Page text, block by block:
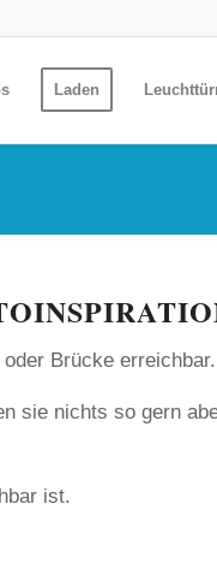
Laden
Brücke erreichbar.
sie nichts so gern
ist.